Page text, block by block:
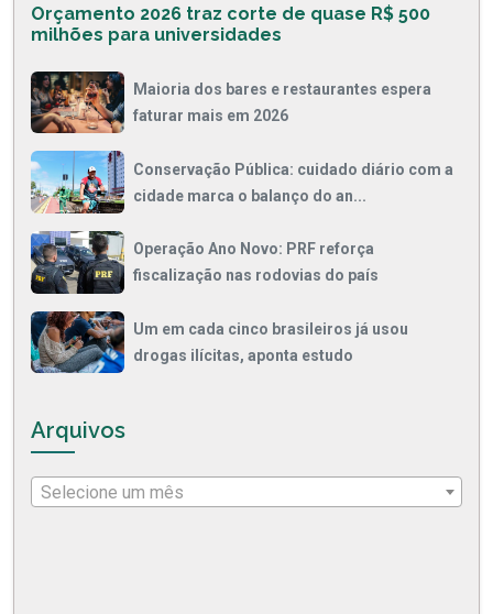
Orçamento 2026 traz corte de quase R$ 500
milhões para universidades
Maioria dos bares e restaurantes espera
faturar mais em 2026
Conservação Pública: cuidado diário com a
cidade marca o balanço do an...
Operação Ano Novo: PRF reforça
fiscalização nas rodovias do país
Um em cada cinco brasileiros já usou
drogas ilícitas, aponta estudo
Arquivos
Selecione um mês